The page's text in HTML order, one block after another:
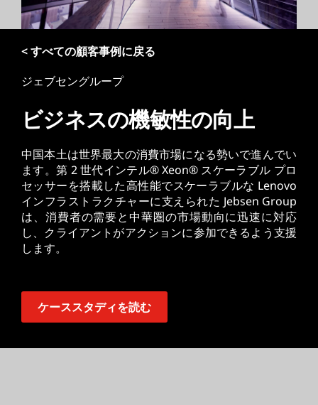
< すべての顧客事例に戻る
ジェブセングループ
ビジネスの機敏性の向上
中国本土は世界最大の消費市場になる勢いで進んでい
ます。第 2 世代インテル® Xeon® スケーラブル プロ
セッサーを搭載した高性能でスケーラブルな Lenovo
インフラストラクチャーに支えられた Jebsen Group
は、消費者の需要と中華圏の市場動向に迅速に対応
し、クライアントがアクションに参加できるよう支援
します。
ケーススタディを読む